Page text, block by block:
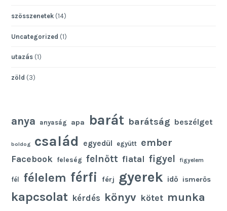
szösszenetek (14)
Uncategorized (1)
utazás (1)
zöld (3)
anya anyaság apa barát barátság beszélget
boldog család egyedül együtt ember
Facebook feleség felnőtt fiatal figyel figyelem
fél félelem férfi férj gyerek idő ismerős
kapcsolat kérdés könyv kötet munka